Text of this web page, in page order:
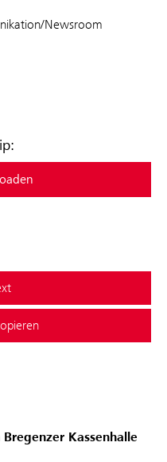
Newsroom
Kassenhalle